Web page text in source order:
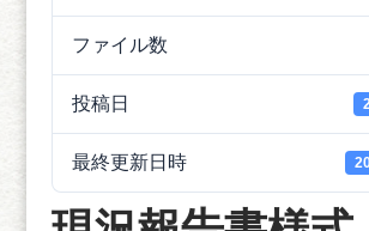
ファイル数
投稿日
最終更新日時